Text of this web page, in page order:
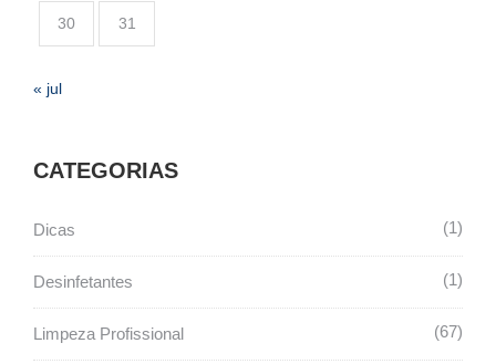
30 31
« jul
CATEGORIAS
Dicas 1
Desinfetantes 1
Limpeza Profissional 67